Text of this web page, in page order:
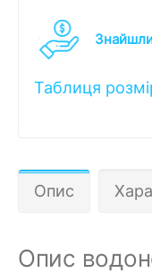
Таблиця
Опис
Опис